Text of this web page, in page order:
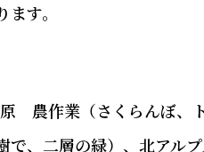
す。
農作業（さくらんぼ、
で、二層の緑）、北アル